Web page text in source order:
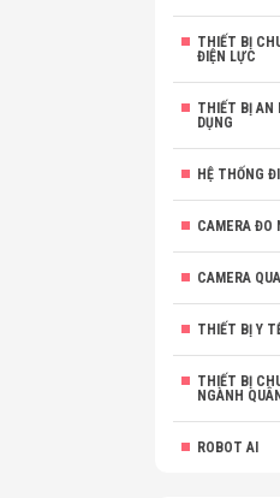
THIẾT BỊ
ĐIỆN LỰC
THIẾT BỊ AN
DỤNG
HỆ THỐNG
CAMERA ĐO
CAMERA
THIẾT BỊ Y
THIẾT BỊ
NGÀNH
ROBOT AI